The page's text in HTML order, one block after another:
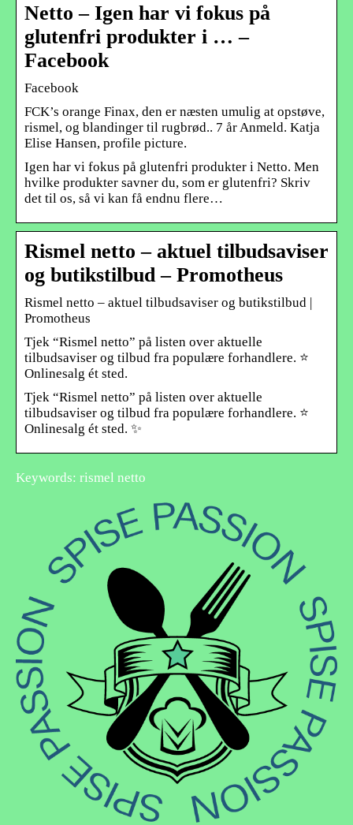
Netto – Igen har vi fokus på
glutenfri produkter i … –
Facebook
Facebook
FCK’s orange Finax, den er næsten umulig at opstøve,
rismel, og blandinger til rugbrød.. 7 år Anmeld. Katja
Elise Hansen, profile picture.
Igen har vi fokus på glutenfri produkter i Netto. Men
hvilke produkter savner du, som er glutenfri? Skriv
det til os, så vi kan få endnu flere…
Rismel netto – aktuel tilbudsaviser
og butikstilbud – Promotheus
Rismel netto – aktuel tilbudsaviser og butikstilbud |
Promotheus
Tjek “Rismel netto” på listen over aktuelle
tilbudsaviser og tilbud fra populære forhandlere. ⭐
Onlinesalg ét sted.
Tjek “Rismel netto” på listen over aktuelle
tilbudsaviser og tilbud fra populære forhandlere. ⭐
Onlinesalg ét sted. ✨
Keywords: rismel netto